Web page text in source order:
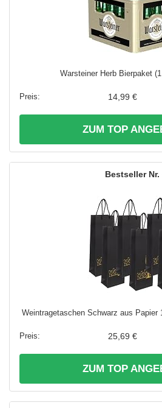
Warsteiner Herb Bierpaket
14,99 €
ZUM TOP
Weintragetaschen Schwarz aus
25,69 €
ZUM TOP